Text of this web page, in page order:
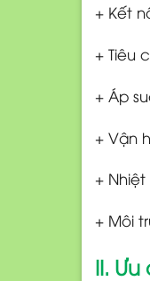
+ Kết
+ Tiêu
+ Áp
+ Vận
+
+ Môi
II.